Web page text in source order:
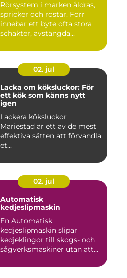
Rörsystem i marken åldras,
spricker och rostar. Förr
innebar ett byte ofta stora
schakter, avstängda...
02. jul
Lacka om köksluckor: För
ett kök som känns nytt
igen
Lackera köksluckor
Mariestad är ett av de mest
effektiva sätten att förvandla
et...
02. jul
Automatisk
kedjeslipmaskin
En Automatisk
kedjeslipmaskin slipar
kedjeklingor till skogs- och
sågverksmaskiner utan att